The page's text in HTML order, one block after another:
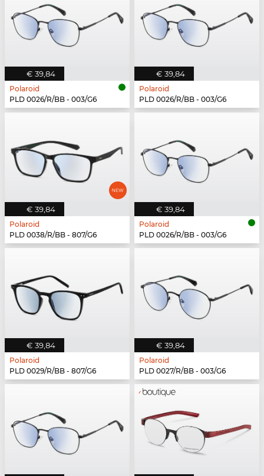
€ 39,84
Polaroid
PLD 0026/R/BB - 003/G6
€ 39,84
Polaroid
PLD 0026/R/BB - 003/G6
€ 39,84
Polaroid
PLD 0038/R/BB - 807/G6
€ 39,84
Polaroid
PLD 0026/R/BB - 003/G6
€ 39,84
Polaroid
PLD 0029/R/BB - 807/G6
€ 39,84
Polaroid
PLD 0027/R/BB - 003/G6